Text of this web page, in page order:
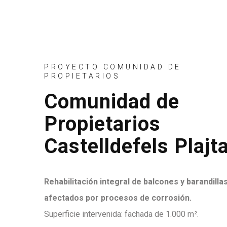
PROYECTO COMUNIDAD DE
PROPIETARIOS
Comunidad de
Propietarios
Castelldefels
Rehabilitación integral de balcones y
afectados por procesos de corrosión.
Superficie intervenida: fachada de 1.000 m².